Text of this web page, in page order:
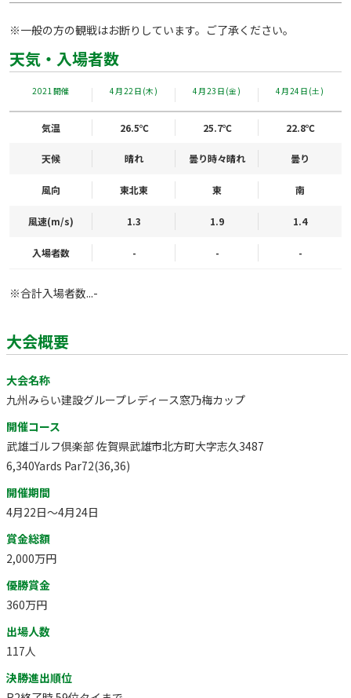
※一般の方の観戦はお断りしています。ご了承ください。
天気・入場者数
2021開催 4月22日(木) 4月23日(金) 4月24日(土)
気温 26.5℃ 25.7℃ 22.8℃
天候 晴れ 曇り時々晴れ 曇り
風向 東北東 東 南
風速(m/s) 1.3 1.9 1.4
入場者数 - - -
※合計入場者数...-
大会概要
大会名称
九州みらい建設グループレディース窓乃梅カップ
開催コース
武雄ゴルフ倶楽部 佐賀県武雄市北方町大字志久3487
6,340Yards Par72(36,36)
開催期間
4月22日～4月24日
賞金総額
2,000万円
優勝賞金
360万円
出場人数
117人
決勝進出順位